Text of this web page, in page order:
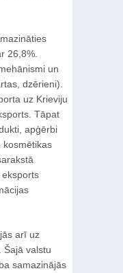
26,8%.
un
dzērieni).
uz Krieviju
Tāpat
apģērbi
kosmētikas
arī uz
Šajā valstu
samazinājās